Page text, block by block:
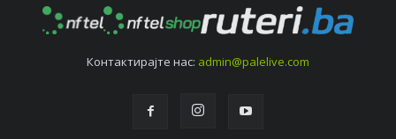
Контактирајтe нас: admin@palelive.com